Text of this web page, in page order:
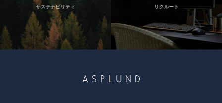
サステナビリティ リクルート